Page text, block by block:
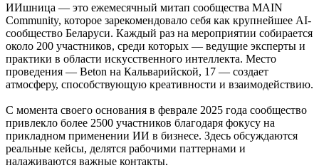
ИИшница — это ежемесячный митап сообщества MAIN
Community, которое зарекомендовало себя как крупнейшее AI-
сообщество Беларуси. Каждый раз на мероприятии собирается
около 200 участников, среди которых — ведущие эксперты и
практики в области искусственного интеллекта. Место
проведения — Beton на Кальварийской, 17 — создает
атмосферу, способствующую креативности и взаимодействию.
С момента своего основания в феврале 2025 года сообщество
привлекло более 2500 участников благодаря фокусу на
прикладном применении ИИ в бизнесе. Здесь обсуждаются
реальные кейсы, делятся рабочими паттернами и
налаживаются важные контакты.